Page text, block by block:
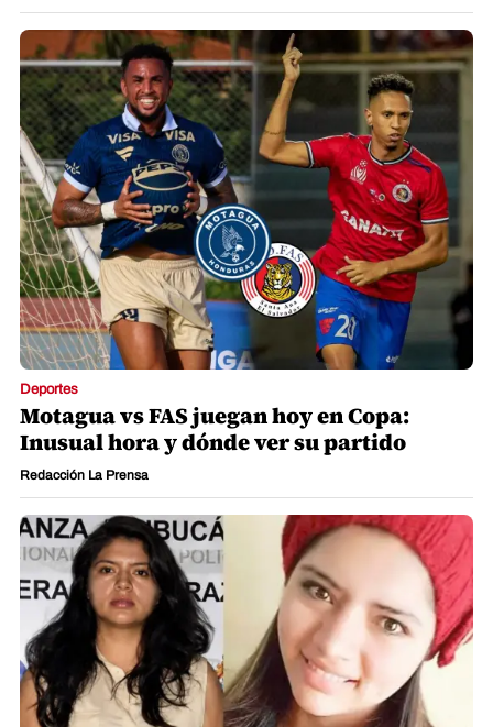
Deportes
Motagua vs FAS juegan hoy en Copa:
Inusual hora y dónde ver su partido
Redacción La Prensa